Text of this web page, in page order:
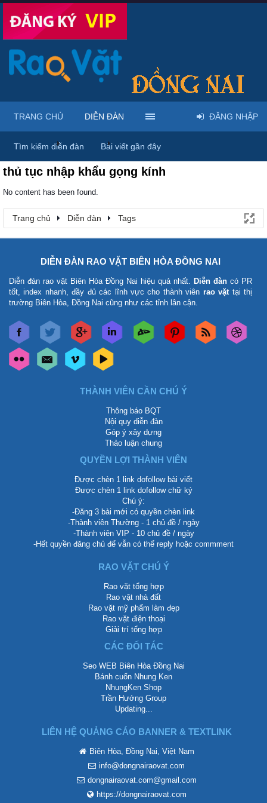
Trang chủ Diễn đàn Tags
thủ tục nhập khẩu gọng kính
No content has been found.
Trang chủ Diễn đàn Tags
TRANG CHỦ DIỄN ĐÀN
Tìm kiếm diễn đàn Bài viết gần đây
ĐĂNG NHẬP
DIỄN ĐÀN RAO VẶT BIÊN HÒA ĐỒNG NAI
Diễn đàn rao vặt Biên Hòa Đồng Nai hiệu quả nhất. Diễn đàn có PR
tốt, index nhanh, đầy đủ các lĩnh vực cho thành viên rao vặttại thị
trường Biên Hòa, Đồng Nai cũng như các tỉnh lân cận.
THÀNH VIÊN CẦN CHÚ Ý
Thông báo BQT
Nội quy diễn đàn
Góp ý xây dựng
Thảo luận chung
QUYỀN LỢI THÀNH VIÊN
Được chèn 1 link dofollow bài viết
Được chèn 1 link dofollow chữ ký
Chú ý:
-Đăng 3 bài mới có quyền chèn link
-Thành viên Thường - 1 chủ đề / ngày
-Thành viên VIP - 10 chủ đề / ngày
-Hết quyền đăng chủ để vẫn có thể reply hoặc commment
RAO VẶT CHÚ Ý
Rao vặt tổng hợp
Rao vặt nhà đất
Rao vặt mỹ phẩm làm đẹp
Rao vặt điện thoại
Giải trí tổng hợp
CÁC ĐỐI TÁC
Seo WEB Biên Hòa Đồng Nai
Bánh cuốn Nhung Ken
NhungKen Shop
Trần Hướng Group
Updating...
LIÊN HỆ QUẢNG CÁO BANNER & TEXTLINK
Biên Hòa, Đồng Nai, Việt Nam
info@dongnairaovat.com
dongnairaovat.com@gmail.com
https://dongnairaovat.com